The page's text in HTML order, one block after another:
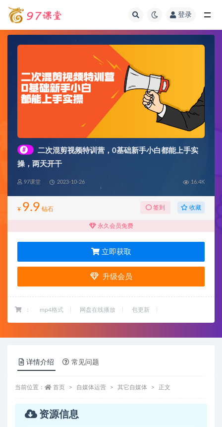
登录
#
二次混剪视频特训营，0基础新手小白都能上手实
操，两天开干
97课堂 2023-10-26 16.4K
¥ 9.9 钻石 签到 收藏
永久会员免费
立即获取
升级会员
： mp4格式 网盘在线播放 包更新
详情介绍 常见问题
当前位置： 首页 自媒体运营 其它自媒体 正文
资源信息